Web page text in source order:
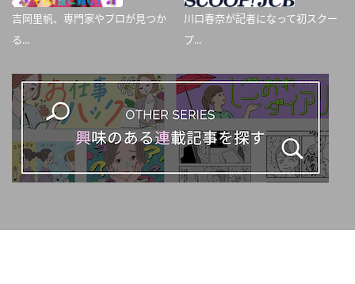
吉岡里帆、専門家やプロが見つか
る...
川口春奈が記者になって初スクー
プ...